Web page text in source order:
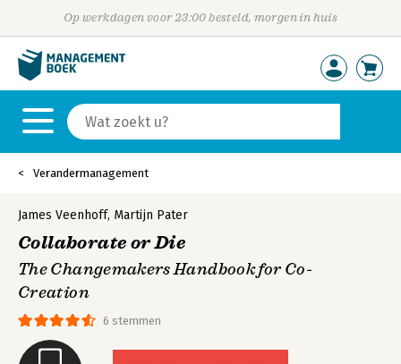
Op werkdagen voor 23:00 besteld, morgen in huis
Verandermanagement
6 stemmen
James Veenhoff, Martijn Pater
Collaborate or Die
The Changemakers Handbook for Co-
Creation